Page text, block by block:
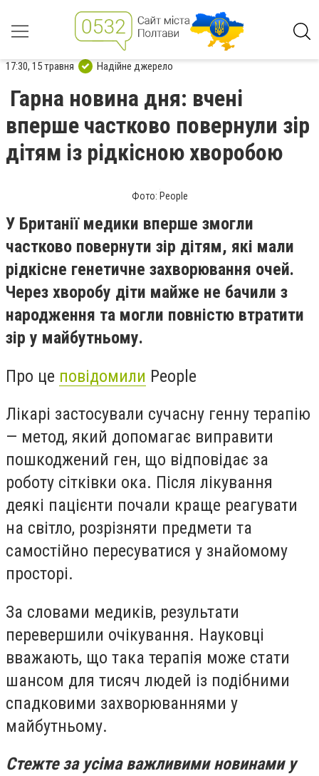
17:30, 15 травня Надійне джерело
Гарна новина дня: вчені
вперше частково повернули зір
дітям із рідкісною хворобою
Фото: People
У Британії медики вперше змогли
частково повернути зір дітям, які мали
рідкісне генетичне захворювання очей.
Через хворобу діти майже не бачили з
народження та могли повністю втратити
зір у майбутньому.
Про це повідомили People
Лікарі застосували сучасну генну терапію
— метод, який допомагає виправити
пошкоджений ген, що відповідає за
роботу сітківки ока. Після лікування
деякі пацієнти почали краще реагувати
на світло, розрізняти предмети та
самостійно пересуватися у знайомому
просторі.
За словами медиків, результати
перевершили очікування. Науковці
вважають, що така терапія може стати
шансом для тисяч людей із подібними
спадковими захворюваннями у
майбутньому.
Стежте за усіма важливими новинами у